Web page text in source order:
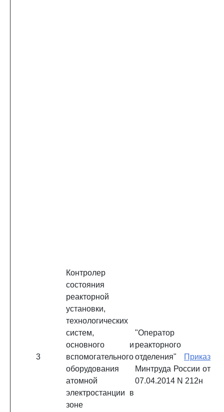
3
Контролер
состояния
реакторной
установки,
технологических
систем,
основного и
вспомогательного
оборудования
атомной
электростанции в
зоне
"Оператор
реакторного
отделения"
Приказ
Минтруда России от
07.04.2014 N 212н